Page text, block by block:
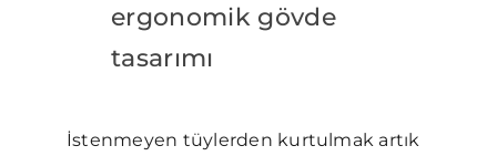
ergonomik gövde
tasarımı
İstenmeyen tüylerden kurtulmak artık